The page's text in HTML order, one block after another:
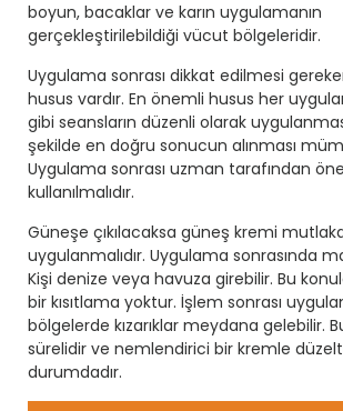
boyun, bacaklar ve karın uygulamanın
gerçekleştirilebildiği vücut bölgeleridir.
Uygulama sonrası dikkat edilmesi
husus vardır. En önemli husus her
gibi seansların düzenli olarak
şekilde en doğru sonucun alınması
Uygulama sonrası uzman tarafından
kullanılmalıdır.
Güneşe çıkılacaksa güneş kremi
uygulanmalıdır. Uygulama sonrasında
Kişi denize veya havuza girebilir. Bu
bir kısıtlama yoktur. İşlem sonrası
bölgelerde kızarıklar meydana gelebilir. Bu
sürelidir ve nemlendirici bir kremle
durumdadır.